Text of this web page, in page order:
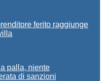
ferito raggiunge
palla, niente
di sanzioni